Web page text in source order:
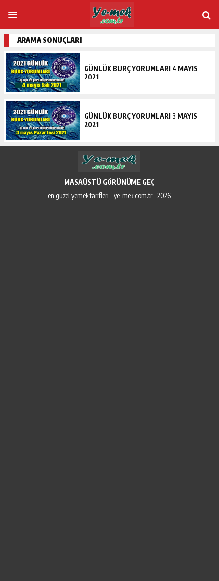
ARAMA SONUÇLARI
GÜNLÜK BURÇ YORUMLARI 4 MAYIS
2021
GÜNLÜK BURÇ YORUMLARI 3 MAYIS
2021
MASAÜSTÜ GÖRÜNÜME GEÇ
en güzel yemek tarifleri - ye-mek.com.tr - 2026